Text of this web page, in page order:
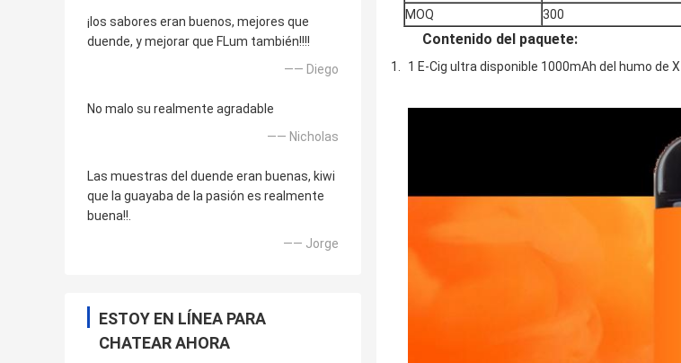
¡los sabores eran buenos, mejores que
duende, y mejorar que FLum también!!!!
—— Diego
No malo su realmente agradable
—— Nicholas
Las muestras del duende eran buenas, kiwi
que la guayaba de la pasión es realmente
buena!!.
—— Jorge
ESTOY EN LÍNEA PARA
CHATEAR AHORA
MOQ
300
Contenido del paquete:
1 E-Cig ultra disponible 1000mAh del humo de X